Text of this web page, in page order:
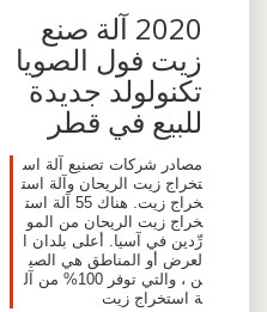
2020 آلة صنع
زيت فول الصويا
تكنولولد جديدة
للبيع في قطر
مصادر شركات تصنيع آلة اس
تخراج زيت الريحان وآلة است
خراج زيت. هناك 55 آلة است
خراج زيت الريحان من المو
رِّدين في آسيا. أعلى بلدان ا
لعرض أو المناطق هي الصي
ن ، والتي توفر 100% من آل
ة استخراج زيت